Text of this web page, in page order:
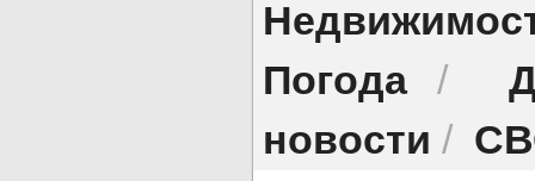
Погода/
новости /